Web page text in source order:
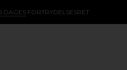
DAGESFORTRYDELSESRET